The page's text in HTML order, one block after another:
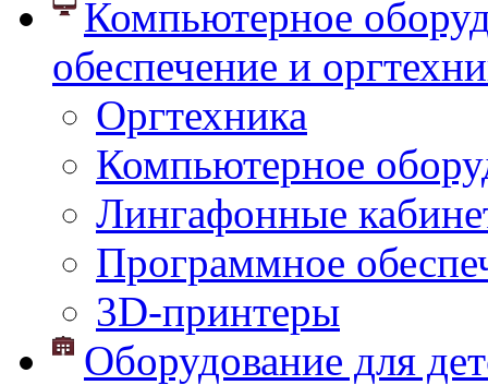
Компьютерное
обеспечение и
Оргтехника
Компьютерное
Лингафонные
Программное
3D-принтеры
Оборудование для